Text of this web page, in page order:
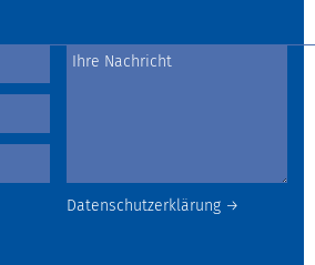
Datenschutzerklärung →